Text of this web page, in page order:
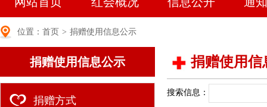
位置： 首页 > 捐赠使用信息公示
捐赠使用信息公示
捐赠方式
捐赠使用信
搜索信息：